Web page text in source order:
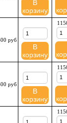
В
корзину
руб
В
корзину
руб
В
корзину